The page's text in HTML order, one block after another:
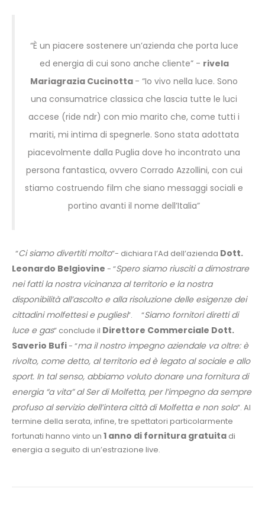
“È un piacere sostenere un’azienda che porta luce
ed energia di cui sono anche cliente” - rivela
Mariagrazia Cucinotta - “Io vivo nella luce. Sono
una consumatrice classica che lascia tutte le luci
accese (ride ndr) con mio marito che, come tutti i
mariti, mi intima di spegnerle. Sono stata adottata
piacevolmente dalla Puglia dove ho incontrato una
persona fantastica, ovvero Corrado Azzollini, con cui
stiamo costruendo film che siano messaggi sociali e
portino avanti il nome dell’Italia”
“Ci siamo divertiti molto”- dichiara l’Ad dell’azienda Dott.
Leonardo Belgiovine - “Spero siamo riusciti a dimostrare
nei fatti la nostra vicinanza al territorio e la nostra
disponibilità all’ascolto e alla risoluzione delle esigenze dei
cittadini molfettesi e pugliesi”. “Siamo fornitori diretti di
luce e gas” conclude il Direttore Commerciale Dott.
Saverio Bufi- “ma il nostro impegno aziendale va oltre: è
rivolto, come detto, al territorio ed è legato al sociale e allo
sport. In tal senso, abbiamo voluto donare una fornitura di
energia “a vita” al Ser di Molfetta, per l’impegno da sempre
profuso al servizio dell’intera città di Molfetta e non solo”. Al
termine della serata, infine, tre spettatori particolarmente
fortunati hanno vinto un 1 anno di fornitura gratuita di
energia a seguito di un’estrazione live.